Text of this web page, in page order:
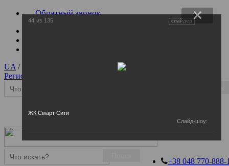
Обратный звонок
UA /
Регистрация
+38 048 770-888-
44 из 135 слайдер
ЖК Смарт Сити
Слайд-шоу: